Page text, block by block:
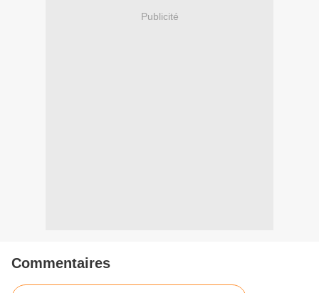
Publicité
Commentaires